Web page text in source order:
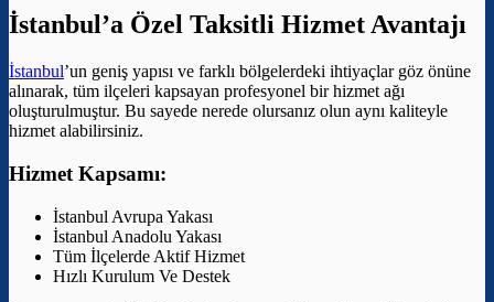
İstanbul’a Özel Taksitli Hizmet Avantajı
İstanbul’un geniş yapısı ve farklı bölgelerdeki ihtiyaçlar göz önüne
alınarak, tüm ilçeleri kapsayan profesyonel bir hizmet ağı
oluşturulmuştur. Bu sayede nerede olursanız olun aynı kaliteyle
hizmet alabilirsiniz.
Hizmet Kapsamı:
İstanbul Avrupa Yakası
İstanbul Anadolu Yakası
Tüm İlçelerde Aktif Hizmet
Hızlı Kurulum Ve Destek